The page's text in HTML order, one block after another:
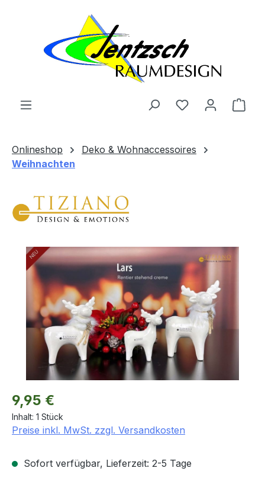
Zum Hauptinhalt springen
Onlineshop
Deko & Wohnaccessoires
Weihnachten
Bildergalerie überspringen
Regulärer Preis:
9,95 €
Inhalt: 1 Stück
Preise inkl. MwSt. zzgl. Versandkosten
Sofort verfügbar, Lieferzeit: 2-5 Tage